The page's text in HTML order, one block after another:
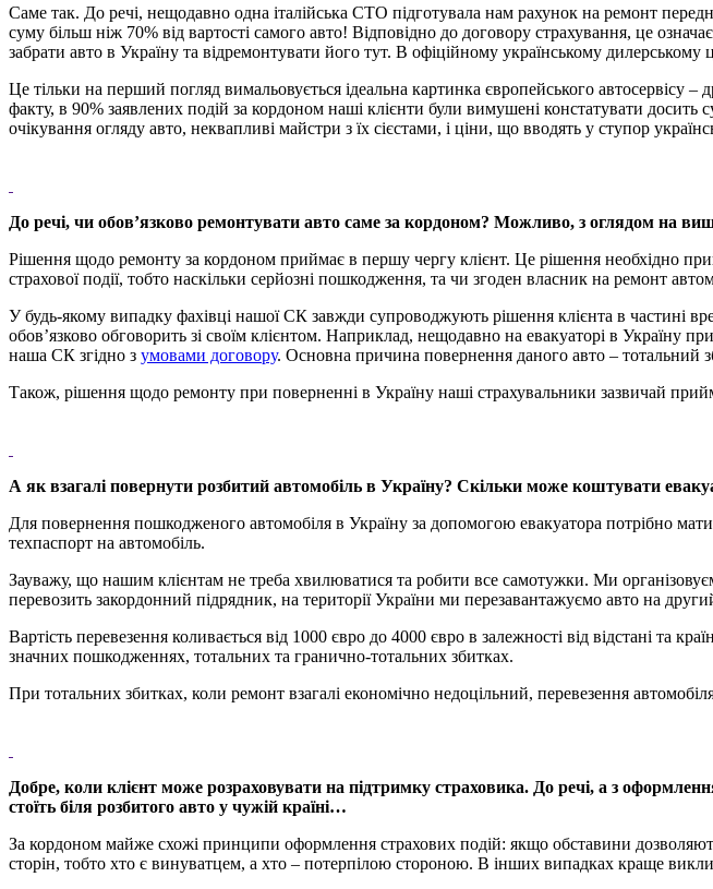
Саме так. До речі, нещодавно одна італійська СТО підготувала нам рахунок на ремонт
суму більш ніж 70% від вартості самого авто! Відповідно до договору страхування, це
забрати авто в Україну та відремонтувати його тут. В офіційному українському
Це тільки на перший погляд вимальовується ідеальна картинка європейського
факту, в 90% заявлених подій за кордоном наші клієнти були вимушені констатувати
очікування огляду авто, неквапливі майстри з їх сієстами, і ціни, що вводять у ступор
До речі, чи обов’язково ремонтувати авто саме за кордоном? Можливо, з оглядом на
Рішення щодо ремонту за кордоном приймає в першу чергу клієнт. Це рішення необхідно
страхової події, тобто наскільки серйозні пошкодження, та чи згоден власник на ремонт
У будь-якому випадку фахівці нашої СК завжди супроводжують рішення клієнта в частині
обов’язково обговорить зі своїм клієнтом. Наприклад, нещодавно на евакуаторі в Україну
наша СК згідно з умовами договору. Основна причина повернення даного авто – тотальний
Також, рішення щодо ремонту при поверненні в Україну наші страхувальники зазвичай
А як взагалі повернути розбитий автомобіль в Україну? Скільки може коштувати
Для повернення пошкодженого автомобіля в Україну за допомогою евакуатора потрібно
техпаспорт на автомобіль.
Зауважу, що нашим клієнтам не треба хвилюватися та робити все самотужки. Ми
перевозить закордонний підрядник, на території України ми перезавантажуємо авто на
Вартість перевезення коливається від 1000 євро до 4000 євро в залежності від відстані та
значних пошкодженнях, тотальних та гранично-тотальних збитках.
При тотальних збитках, коли ремонт взагалі економічно недоцільний, перевезення
Добре, коли клієнт може розраховувати на підтримку страховика. До речі, а з
стоїть біля розбитого авто у чужій країні…
За кордоном майже схожі принципи оформлення страхових подій: якщо обставини
сторін, тобто хто є винуватцем, а хто – потерпілою стороною. В інших випадках краще